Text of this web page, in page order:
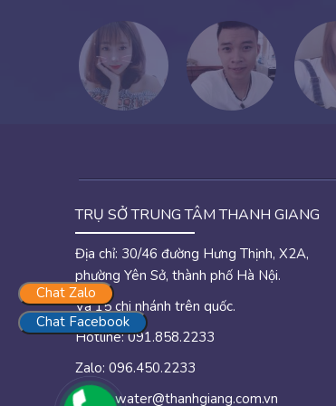
TRỤ SỞ TRUNG TÂM THANH GIANG
Địa chỉ: 30/46 đường Hưng Thịnh, X2A,
phường Yên Sở, thành phố Hà Nội.
Và 15 chi nhánh trên quốc.
Hotline: 091.858.2233
Zalo: 096.450.2233
Email:water@thanhgiang.com.vn
Chat Zalo
Chat Facebook